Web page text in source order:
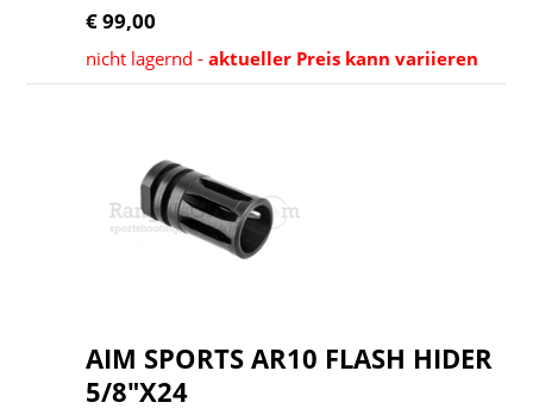
€ 99,00
nicht lagernd -aktueller Preis kann variieren
AIM SPORTS AR10 FLASH HIDER
5/8"X24